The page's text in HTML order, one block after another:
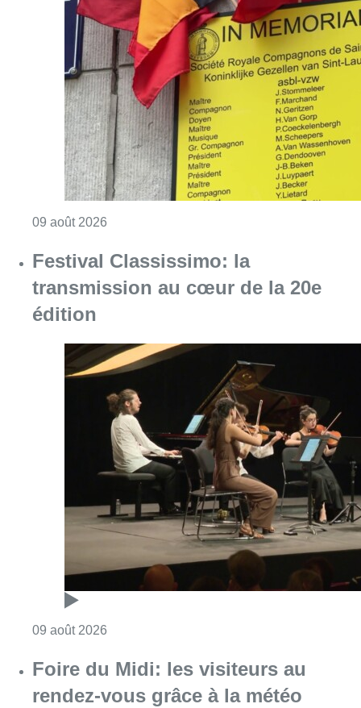
09 août 2026
Festival Classissimo: la
transmission au cœur de la 20e
édition
09 août 2026
Foire du Midi: les visiteurs au
rendez-vous grâce à la météo